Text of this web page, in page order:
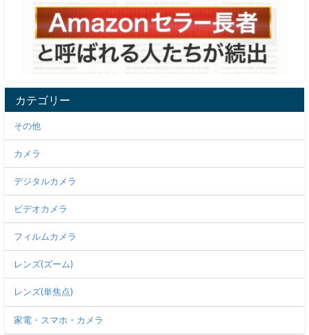
カテゴリー
その他
カメラ
デジタルカメラ
ビデオカメラ
フィルムカメラ
レンズ(ズーム)
レンズ(単焦点)
家電・スマホ・カメラ